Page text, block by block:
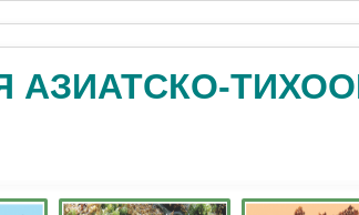
АЗИАТСКО-